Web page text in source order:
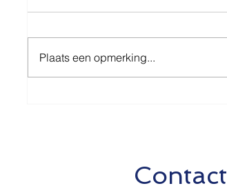
Plaats een opmerking...
Contact